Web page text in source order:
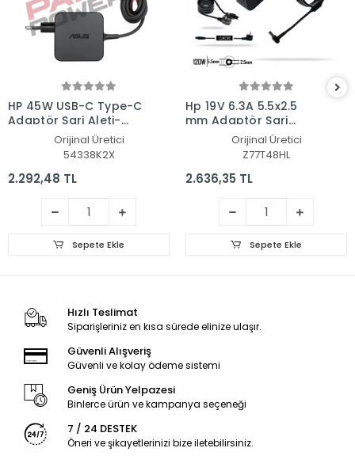
HP 45W USB-C Type-C
Adaptör Şarj Aleti-
Orijinal Üretici
54338K2X
2.292,48 TL
Sepete Ekle
Hp 19V 6.3A 5.5x2.5
mm Adaptör Şarj
Aleti-CihazıOrijinal Üretici
Z77T48HL
2.636,35 TL
Sepete Ekle
Hızlı Teslimat
Siparişleriniz en kısa sürede elinize ulaşır.
Güvenli Alışveriş
Güvenli ve kolay ödeme sistemi
Geniş Ürün Yelpazesi
Binlerce ürün ve kampanya seçeneği
7 / 24 DESTEK
Öneri ve şikayetlerinizi bize iletebilirsiniz.